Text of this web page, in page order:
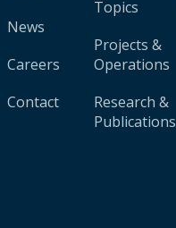
News
Careers
Contact
Topics
Projects &
Operations
Research &
Publications